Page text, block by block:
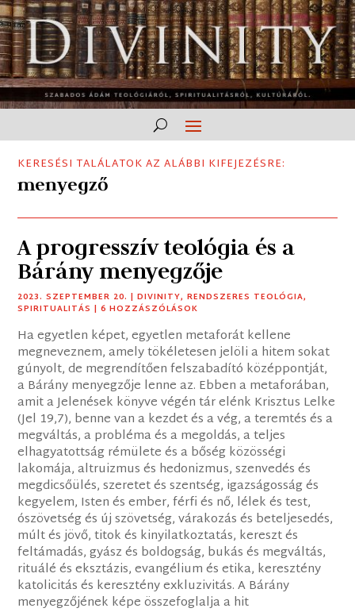
KERESÉSI TALÁLATOK AZ ALÁBBI KIFEJEZÉSRE:
menyegző
A progresszív teológia és a
Bárány menyegzője
2023. SZEPTEMBER 20. |DIVINITY,RENDSZERES TEOLÓGIA,
SPIRITUALITÁS | 6 HOZZÁSZÓLÁSOK
Ha egyetlen képet, egyetlen metaforát kellene
megneveznem, amely tökéletesen jelöli a hitem sokat
gúnyolt, de megrendítően felszabadító középpontját,
a Bárány menyegzője lenne az. Ebben a metaforában,
amit a Jelenések könyve végén tár elénk Krisztus Lelke
(Jel 19,7), benne van a kezdet és a vég, a teremtés és a
megváltás, a probléma és a megoldás, a teljes
elhagyatottság rémülete és a bőség közösségi
lakomája, altruizmus és hedonizmus, szenvedés és
megdicsőülés, szeretet és szentség, igazságosság és
kegyelem, Isten és ember, férfi és nő, lélek és test,
ószövetség és új szövetség, várakozás és beteljesedés,
múlt és jövő, titok és kinyilatkoztatás, kereszt és
feltámadás, gyász és boldogság, bukás és megváltás,
rituálé és eksztázis, evangélium és etika, keresztény
katolicitás és keresztény exkluzivitás. A Bárány
menyegzőjének képe összefoglalja a hit